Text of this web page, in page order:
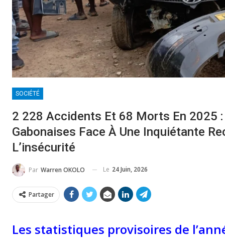
SOCIÉTÉ
2 228 Accidents Et 68 Morts En 2025
Gabonaises Face À Une Inquiétante
L’insécurité
Par Warren OKOLO Le 24 Juin, 2026
Partager
Les statistiques provisoires de